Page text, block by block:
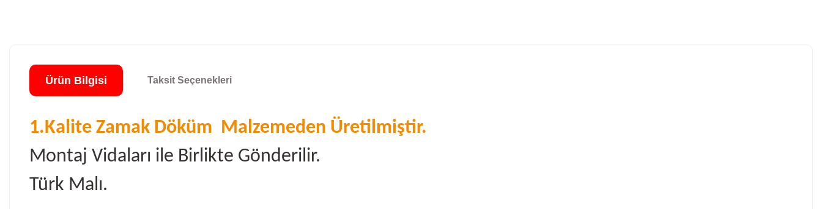
Ürün Bilgisi Taksit Seçenekleri
1.Kalite Zamak Döküm Malzemeden Üretilmiştir.
Montaj Vidaları ile Birlikte Gönderilir.
Türk Malı.